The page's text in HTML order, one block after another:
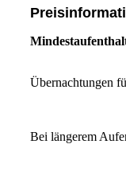
Übernachtungen
Bei längerem